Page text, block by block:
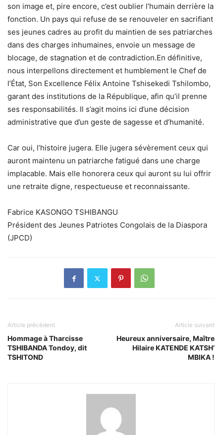
son image et, pire encore, c’est oublier l’humain derrière la
fonction. Un pays qui refuse de se renouveler en sacrifiant
ses jeunes cadres au profit du maintien de ses patriarches
dans des charges inhumaines, envoie un message de
blocage, de stagnation et de contradiction.En définitive,
nous interpellons directement et humblement le Chef de
l’État, Son Excellence Félix Antoine Tshisekedi Tshilombo,
garant des institutions de la République, afin qu’il prenne
ses responsabilités. Il s’agit moins ici d’une décision
administrative que d’un geste de sagesse et d’humanité.
Car oui, l’histoire jugera. Elle jugera sévèrement ceux qui
auront maintenu un patriarche fatigué dans une charge
implacable. Mais elle honorera ceux qui auront su lui offrir
une retraite digne, respectueuse et reconnaissante.
Fabrice KASONGO TSHIBANGU
Président des Jeunes Patriotes Congolais de la Diaspora
(JPCD)
Article précédent
Hommage à Tharcisse
TSHIBANDA Tondoy, dit
TSHITOND
Article suivant
Heureux anniversaire, Maître
Hilaire KATENDE KATSH’
MBIKA !